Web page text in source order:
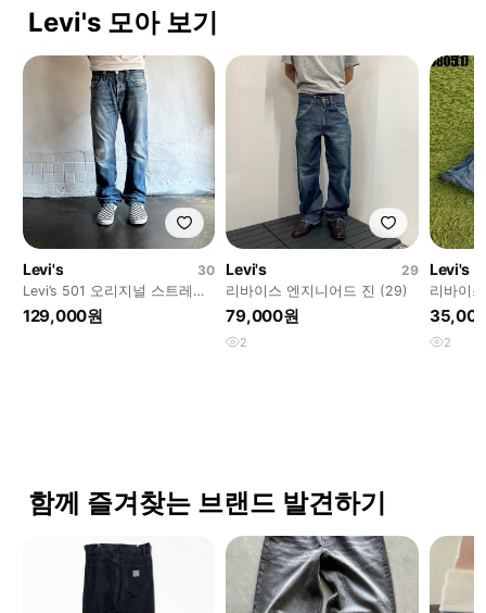
Levi's 모아 보기
Levi's
30
Levi’s 501 오리지널 스트레이
트 데님 팬츠
129,000원
Levi's
29
리바이스 엔지니어드 진 (29)
79,000원
2
Levi's
리바이
2
함께 즐겨찾는 브랜드 발견하기